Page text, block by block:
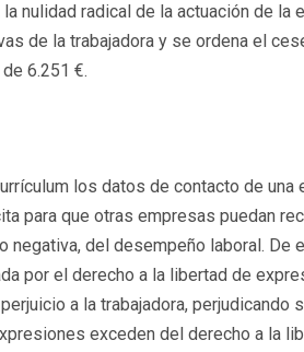
nulidad radical de la actuación de
de la trabajadora y se ordena el
6.251 €.
los datos de contacto de
para que otras empresas puedan
negativa, del desempeño laboral.
por el derecho a la libertad de
a la trabajadora,
exceden del derecho a la